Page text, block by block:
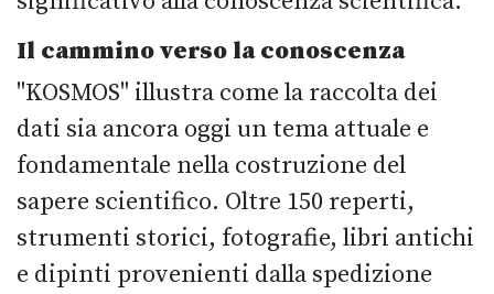
Il cammino verso la conoscenza
"KOSMOS" illustra come la raccolta dei
dati sia ancora oggi un tema attuale e
fondamentale nella costruzione del
sapere scientifico. Oltre 150 reperti,
strumenti storici, fotografie, libri antichi
e dipinti provenienti dalla spedizione